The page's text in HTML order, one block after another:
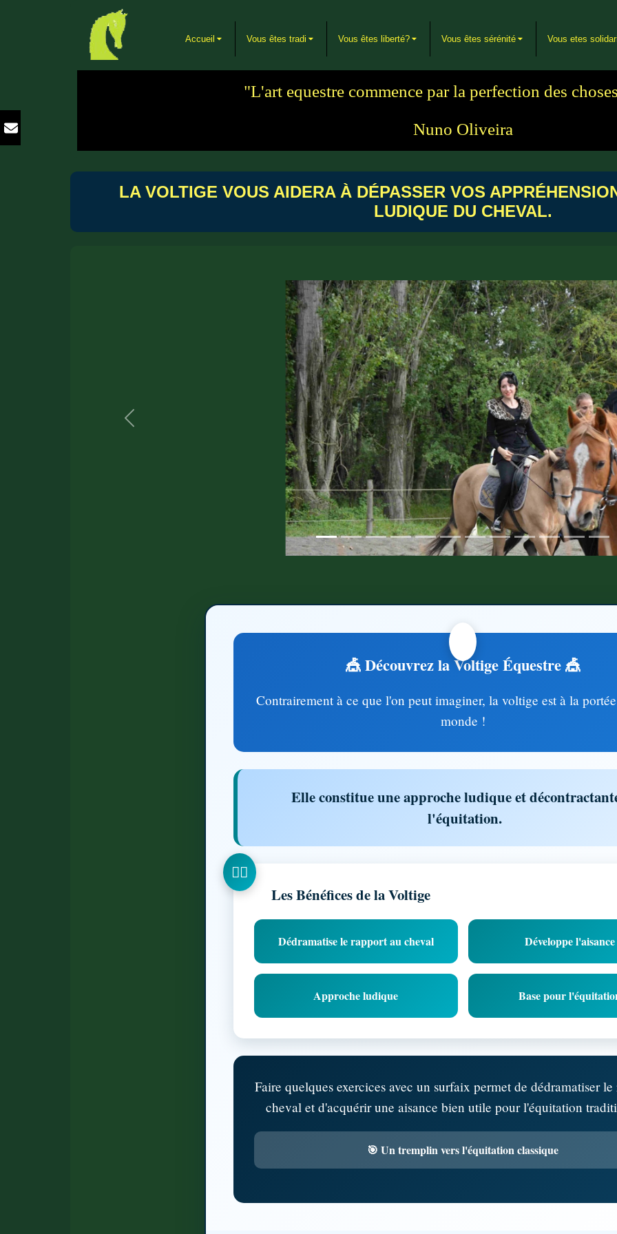
Accueil Vous êtes tradi Vous êtes liberté? Vous êtes sérénité Vous etes
"L'art equestre commence par la perfection des
Nuno Oliveira
LA VOLTIGE VOUS AIDERA À DÉPASSER VOS
LUDIQUE DU CHEVAL.
Previous
🎪 Découvrez la Voltige Équestre 🎪
Contrairement à ce que l'on peut imaginer, la voltige est à la
monde !
Elle constitue une approche ludique et
l'équitation.
Les Bénéfices de la Voltige
Dédramatise le rapport au cheval Développe l'aisance
Approche ludique Base pour
Faire quelques exercices avec un surfaix permet de dédramatiser
cheval et d'acquérir une aisance bien utile pour l'équitation
🎯 Un tremplin vers l'équitation classique